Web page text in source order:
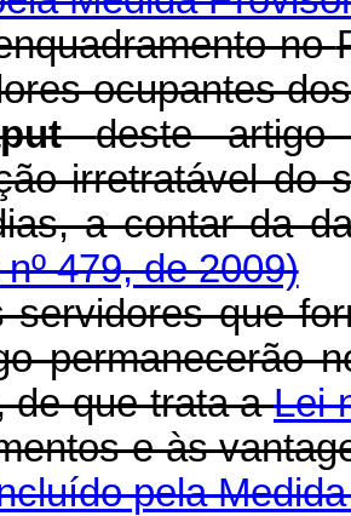
no
ocupantes
deste artigo
irretratável do
a contar da
479, de 2009)
servidores que
permanecerão
de que trata aLei
e às
pela